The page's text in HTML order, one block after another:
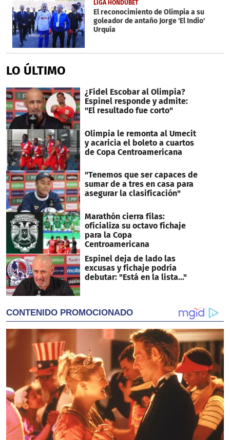
LIGA HONDUBET
El reconocimiento de Olimpia a su
goleador de antaño Jorge 'El Indio'
Urquía
LO ÚLTIMO
¿Fidel Escobar al Olimpia?
Espinel responde y admite:
"El resultado fue corto"
Olimpia le remonta al Umecit
y acaricia el boleto a cuartos
de Copa Centroamericana
"Tenemos que ser capaces de
sumar de a tres en casa para
asegurar la clasificación"
Marathón cierra filas:
oficializa su octavo fichaje
para la Copa
Centroamericana
Espinel deja de lado las
excusas y fichaje podría
debutar: "Está en la lista..."